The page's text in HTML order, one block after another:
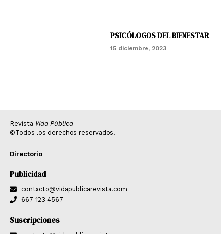
PSICÓLOGOS DEL BIENESTAR
15 diciembre, 2023
Revista Vida Pública.
©Todos los derechos reservados.
Directorio
Publicidad
contacto@vidapublicarevista.com
667 123 4567
Suscripciones